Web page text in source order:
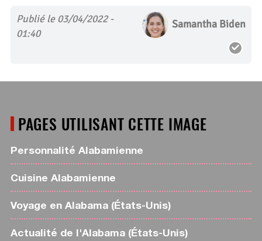
Publié le 03/04/2022 -
01:40
Samantha Biden
PAGES UTILISANT CETTE IMAGE
Personnalité Alabamienne
Cuisine Alabamienne
Voyage en Alabama (États-Unis)
Actualité de l'Alabama (États-Unis)